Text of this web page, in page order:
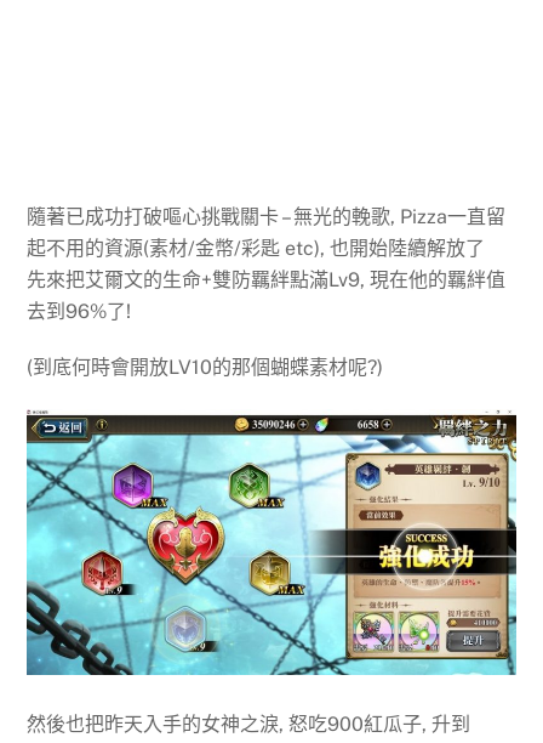
隨著已成功打破嘔心挑戰關卡 – 無光的輓歌, Pizza一直留
起不用的資源(素材/金幣/彩匙 etc), 也開始陸續解放了
先來把艾爾文的生命+雙防羈絆點滿Lv9, 現在他的羈絆值
去到96%了!
(到底何時會開放LV10的那個蝴蝶素材呢?)
然後也把昨天入手的女神之淚, 怒吃900紅瓜子, 升到